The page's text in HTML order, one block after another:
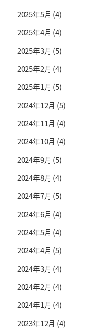
2025年5月 (4)
2025年4月 (4)
2025年3月 (5)
2025年2月 (4)
2025年1月 (5)
2024年12月 (5)
2024年11月 (4)
2024年10月 (4)
2024年9月 (5)
2024年8月 (4)
2024年7月 (5)
2024年6月 (4)
2024年5月 (4)
2024年4月 (5)
2024年3月 (4)
2024年2月 (4)
2024年1月 (4)
2023年12月 (4)